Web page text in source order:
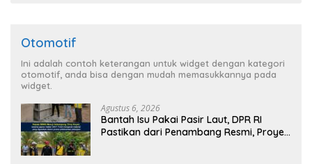
Otomotif
Ini adalah contoh keterangan untuk widget dengan kategori
otomotif, anda bisa dengan mudah memasukkannya pada
widget.
Agustus 6, 2026
Bantah Isu Pakai Pasir Laut, DPR RI
Pastikan dari Penambang Resmi, Proyek